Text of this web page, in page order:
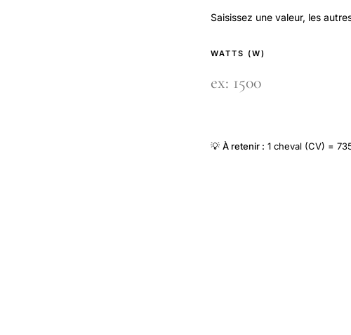
Saisissez une valeur, les
WATTS (W)
💡 À retenir : 1 cheval (CV) =